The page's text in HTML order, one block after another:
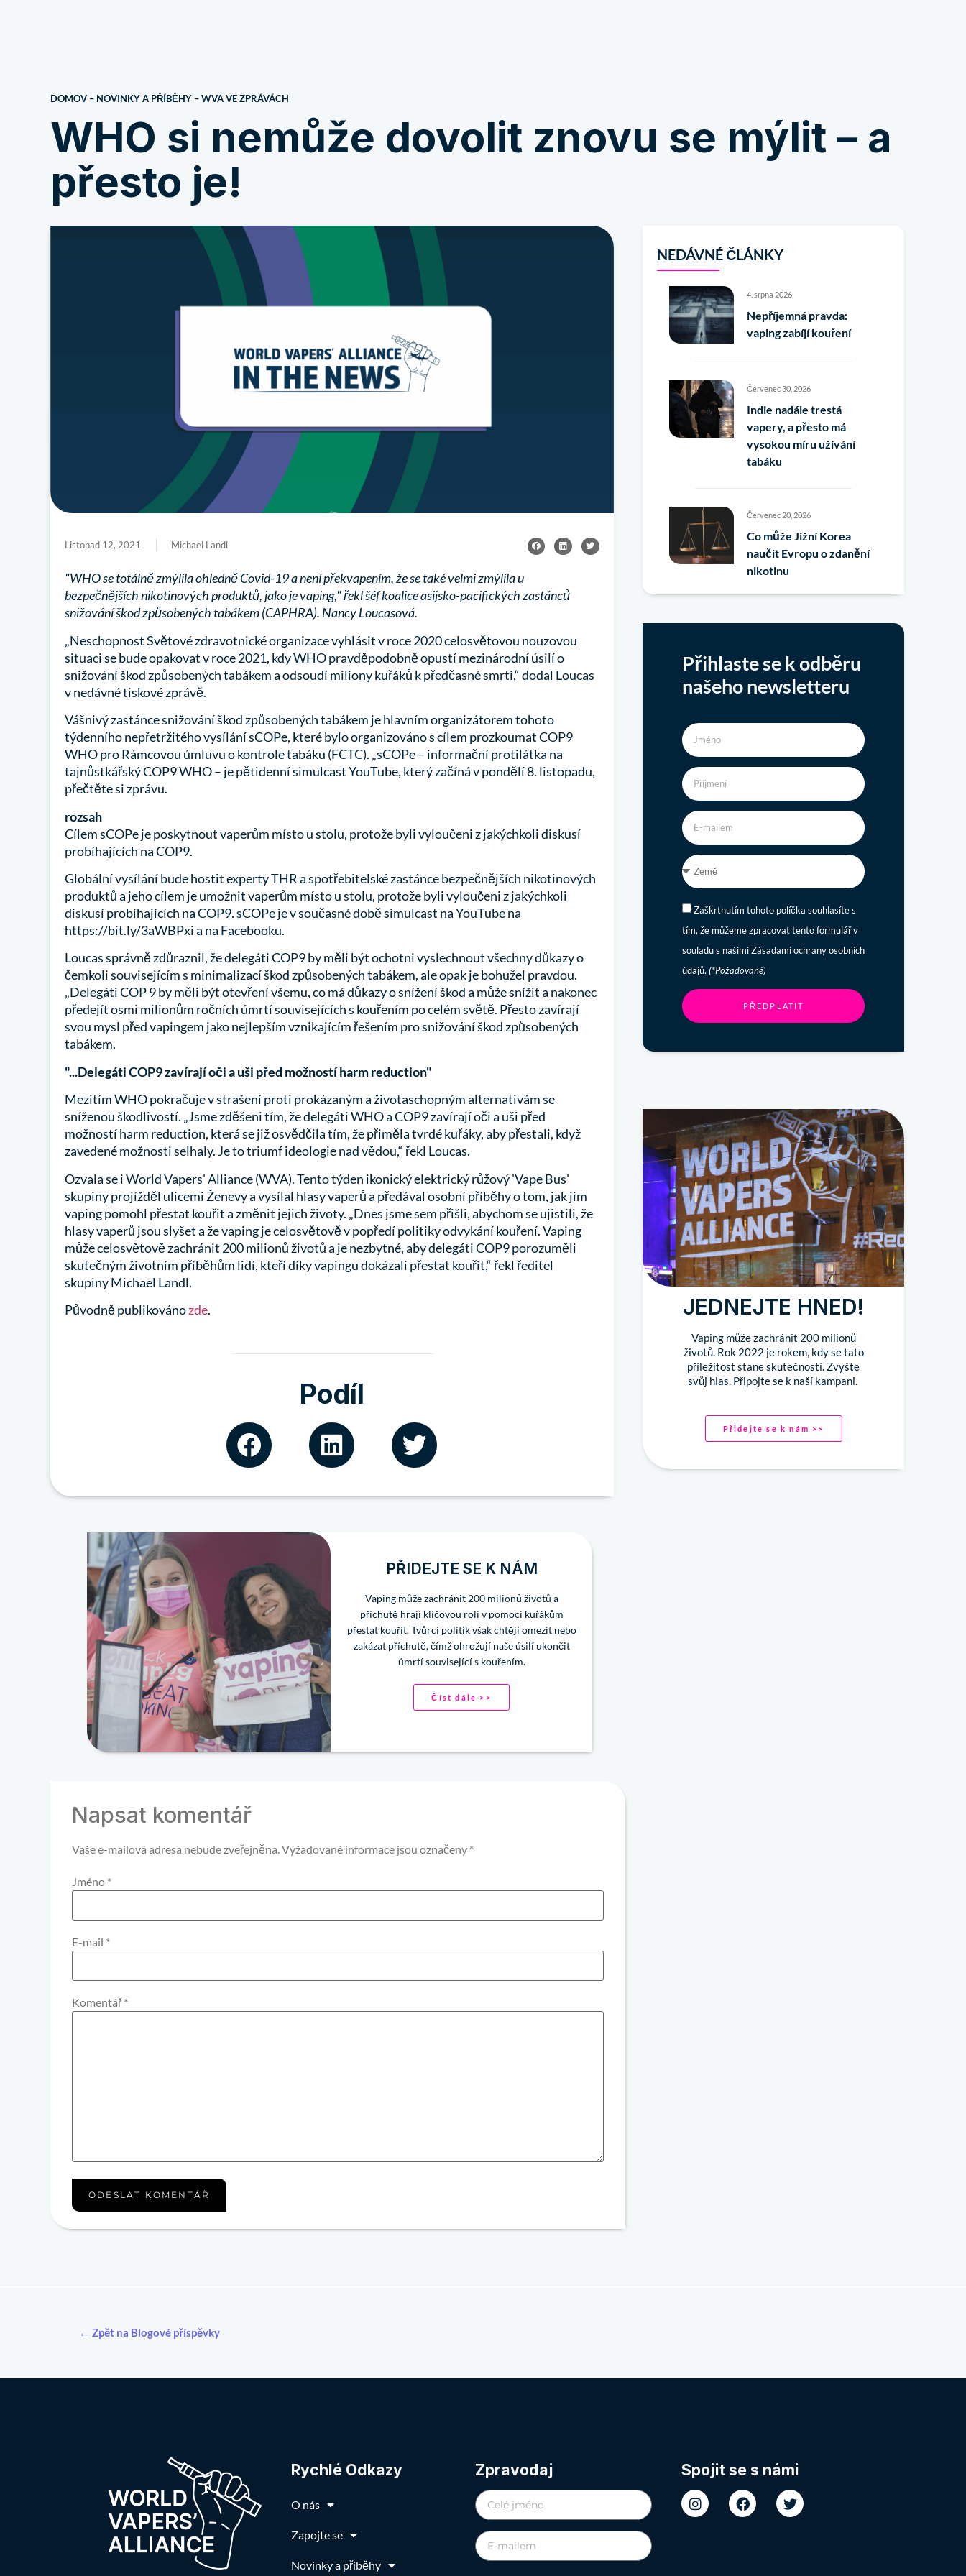
DOMOV – NOVINKY A PŘÍBĚHY –WVA VE ZPRÁVÁCH
WHO si nemůže dovolit znovu se mýlit – a
přesto je!
Listopad 12, 2021 Michael Landl
"WHO se totálně zmýlila ohledně Covid-19 a není překvapením, že se také velmi zmýlila u
bezpečnějších nikotinových produktů, jako je vaping," řekl šéf koalice asijsko-pacifických zastánců
snižování škod způsobených tabákem (CAPHRA). Nancy Loucasová.
„Neschopnost Světové zdravotnické organizace vyhlásit v roce 2020 celosvětovou nouzovou
situaci se bude opakovat v roce 2021, kdy WHO pravděpodobně opustí mezinárodní úsilí o
snižování škod způsobených tabákem a odsoudí miliony kuřáků k předčasné smrti,“ dodal Loucas
v nedávné tiskové zprávě.
Vášnivý zastánce snižování škod způsobených tabákem je hlavním organizátorem tohoto
týdenního nepřetržitého vysílání sCOPe, které bylo organizováno s cílem prozkoumat COP9
WHO pro Rámcovou úmluvu o kontrole tabáku (FCTC). „sCOPe – informační protilátka na
tajnůstkářský COP9 WHO – je pětidenní simulcast YouTube, který začíná v pondělí 8. listopadu,
přečtěte si zprávu.
rozsah
Cílem sCOPe je poskytnout vaperům místo u stolu, protože byli vyloučeni z jakýchkoli diskusí
probíhajících na COP9.
Globální vysílání bude hostit experty THR a spotřebitelské zastánce bezpečnějších nikotinových
produktů a jeho cílem je umožnit vaperům místo u stolu, protože byli vyloučeni z jakýchkoli
diskusí probíhajících na COP9. sCOPe je v současné době simulcast na YouTube na
https://bit.ly/3aWBPxi a na Facebooku.
Loucas správně zdůraznil, že delegáti COP9 by měli být ochotni vyslechnout všechny důkazy o
čemkoli souvisejícím s minimalizací škod způsobených tabákem, ale opak je bohužel pravdou.
„Delegáti COP 9 by měli být otevření všemu, co má důkazy o snížení škod a může snížit a nakonec
předejít osmi milionům ročních úmrtí souvisejících s kouřením po celém světě. Přesto zavírají
svou mysl před vapingem jako nejlepším vznikajícím řešením pro snižování škod způsobených
tabákem.
"...Delegáti COP9 zavírají oči a uši před možností harm reduction"
Mezitím WHO pokračuje v strašení proti prokázaným a životaschopným alternativám se
sníženou škodlivostí. „Jsme zděšeni tím, že delegáti WHO a COP9 zavírají oči a uši před
možností harm reduction, která se již osvědčila tím, že přiměla tvrdé kuřáky, aby přestali, když
zavedené možnosti selhaly. Je to triumf ideologie nad vědou,“ řekl Loucas.
Ozvala se i World Vapers' Alliance (WVA). Tento týden ikonický elektrický růžový 'Vape Bus'
skupiny projížděl ulicemi Ženevy a vysílal hlasy vaperů a předával osobní příběhy o tom, jak jim
vaping pomohl přestat kouřit a změnit jejich životy. „Dnes jsme sem přišli, abychom se ujistili, že
hlasy vaperů jsou slyšet a že vaping je celosvětově v popředí politiky odvykání kouření. Vaping
může celosvětově zachránit 200 milionů životů a je nezbytné, aby delegáti COP9 porozuměli
skutečným životním příběhům lidí, kteří díky vapingu dokázali přestat kouřit,“ řekl ředitel
skupiny Michael Landl.
Původně publikovánozde.
Podíl
NEDÁVNÉ ČLÁNKY
4. srpna 2026
Nepříjemná pravda:
vaping zabíjí kouření
Červenec 30, 2026
Indie nadále trestá
vapery, a přesto má
vysokou míru užívání
tabáku
Červenec 20, 2026
Co může Jižní Korea
naučit Evropu o zdanění
nikotinu
Přihlaste se k odběru
našeho newsletteru
Zaškrtnutím tohoto políčka souhlasíte s
tím, že můžeme zpracovat tento formulář v
souladu s našimi Zásadami ochrany osobních
údajů. (*Požadované)
PŘEDPLATIT
JEDNEJTE HNED!
Vaping může zachránit 200 milionů
životů. Rok 2022 je rokem, kdy se tato
příležitost stane skutečností. Zvyšte
svůj hlas. Připojte se k naší kampani.
Přidejte se k nám >>
PŘIDEJTE SE K NÁM
Vaping může zachránit 200 milionů životů a
příchutě hrají klíčovou roli v pomoci kuřákům
přestat kouřit. Tvůrci politik však chtějí omezit nebo
zakázat příchutě, čímž ohrožují naše úsilí ukončit
úmrtí související s kouřením.
Číst dále >>
Napsat komentář
Vaše e-mailová adresa nebude zveřejněna.Vyžadované informace jsou označeny *
Jméno *
E-mail *
Komentář*
← Zpět na Blogové příspěvky
Rychlé Odkazy
O nás
Zapojte se
Novinky a příběhy
Zpravodaj Spojit se s námi